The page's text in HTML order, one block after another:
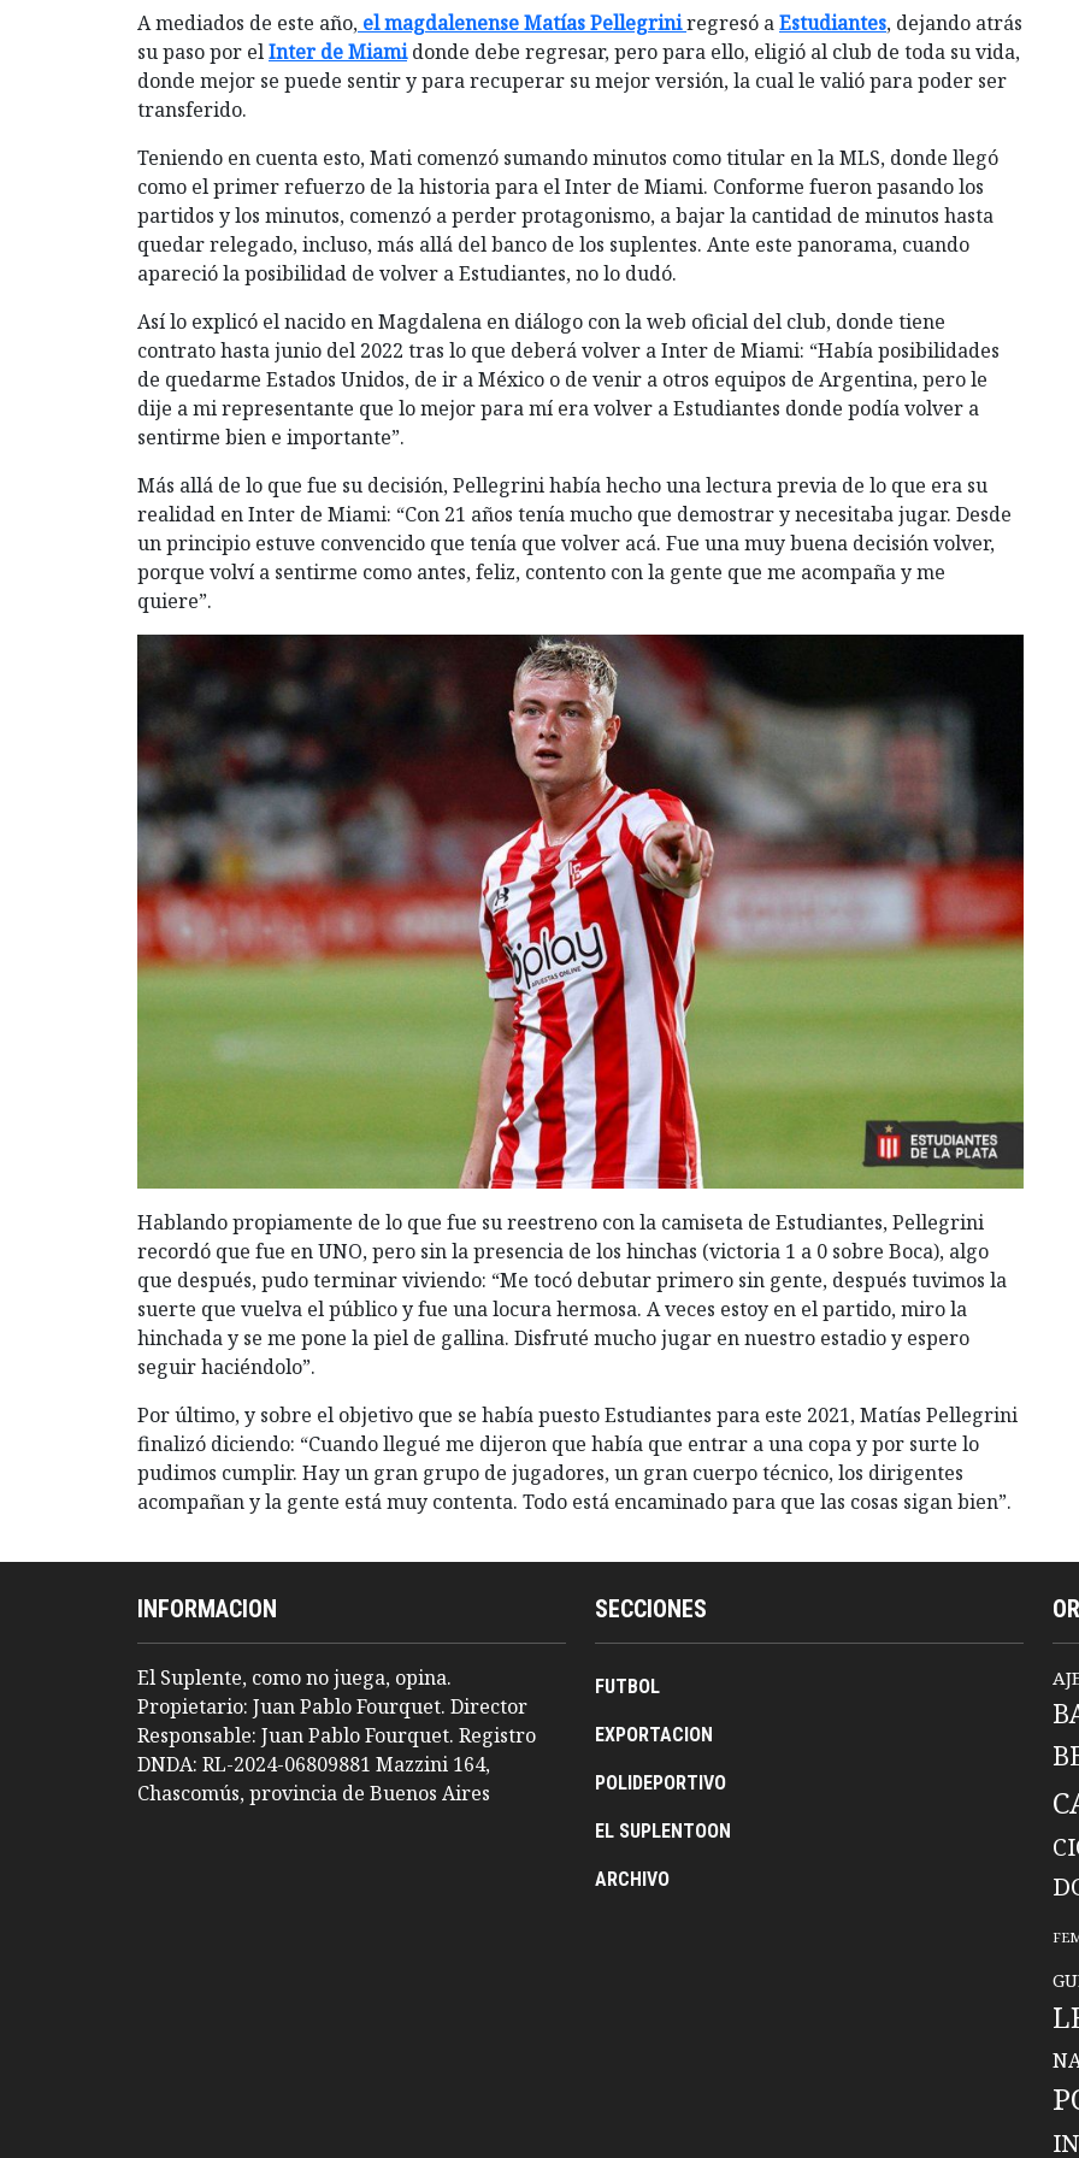
A mediados de este año, el magdalenense Matías Pellegriniregresó aEstudiantes, dejando atrás
su paso por elInter de Miamidonde debe regresar, pero para ello, eligió al club de toda su vida,
donde mejor se puede sentir y para recuperar su mejor versión, la cual le valió para poder ser
transferido.
Teniendo en cuenta esto, Mati comenzó sumando minutos como titular en la MLS, donde llegó
como el primer refuerzo de la historia para el Inter de Miami. Conforme fueron pasando los
partidos y los minutos, comenzó a perder protagonismo, a bajar la cantidad de minutos hasta
quedar relegado, incluso, más allá del banco de los suplentes. Ante este panorama, cuando
apareció la posibilidad de volver a Estudiantes, no lo dudó.
Así lo explicó el nacido en Magdalena en diálogo con la web oficial del club, donde tiene
contrato hasta junio del 2022 tras lo que deberá volver a Inter de Miami: “Había posibilidades
de quedarme Estados Unidos, de ir a México o de venir a otros equipos de Argentina, pero le
dije a mi representante que lo mejor para mí era volver a Estudiantes donde podía volver a
sentirme bien e importante”.
Más allá de lo que fue su decisión, Pellegrini había hecho una lectura previa de lo que era su
realidad en Inter de Miami: “Con 21 años tenía mucho que demostrar y necesitaba jugar. Desde
un principio estuve convencido que tenía que volver acá. Fue una muy buena decisión volver,
porque volví a sentirme como antes, feliz, contento con la gente que me acompaña y me
quiere”.
Hablando propiamente de lo que fue su reestreno con la camiseta de Estudiantes, Pellegrini
recordó que fue en UNO, pero sin la presencia de los hinchas (victoria 1 a 0 sobre Boca), algo
que después, pudo terminar viviendo: “Me tocó debutar primero sin gente, después tuvimos la
suerte que vuelva el público y fue una locura hermosa. A veces estoy en el partido, miro la
hinchada y se me pone la piel de gallina. Disfruté mucho jugar en nuestro estadio y espero
seguir haciéndolo”.
Por último, y sobre el objetivo que se había puesto Estudiantes para este 2021, Matías Pellegrini
finalizó diciendo: “Cuando llegué me dijeron que había que entrar a una copa y por surte lo
pudimos cumplir. Hay un gran grupo de jugadores, un gran cuerpo técnico, los dirigentes
acompañan y la gente está muy contenta. Todo está encaminado para que las cosas sigan bien”.
INFORMACION
El Suplente, como no juega, opina.
Propietario: Juan Pablo Fourquet. Director
Responsable: Juan Pablo Fourquet. Registro
DNDA: RL-2024-06809881 Mazzini 164,
Chascomús, provincia de Buenos Aires
SECCIONES
FUTBOL
EXPORTACION
POLIDEPORTIVO
EL SUPLENTOON
ARCHIVO